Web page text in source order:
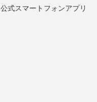
公式スマートフォンアプリ